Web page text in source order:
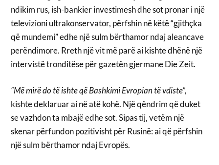
ndikim rus, ish-bankier investimesh dhe sot pronar i një
televizioni ultrakonservator, përfshin në këtë “gjithçka
që mundemi” edhe një sulm bërthamor ndaj aleancave
perëndimore. Rreth një vit më parë ai kishte dhënë një
intervistë tronditëse për gazetën gjermane Die Zeit.
“Më mirë do të ishte që Bashkimi Evropian të vdiste”,
kishte deklaruar ai në atë kohë. Një qëndrim që duket
se vazhdon ta mbajë edhe sot. Sipas tij, vetëm një
skenar përfundon pozitivisht për Rusinë: ai që përfshin
një sulm bërthamor ndaj Evropës.